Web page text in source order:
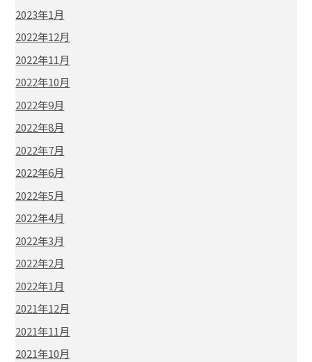
2023年1月
2022年12月
2022年11月
2022年10月
2022年9月
2022年8月
2022年7月
2022年6月
2022年5月
2022年4月
2022年3月
2022年2月
2022年1月
2021年12月
2021年11月
2021年10月